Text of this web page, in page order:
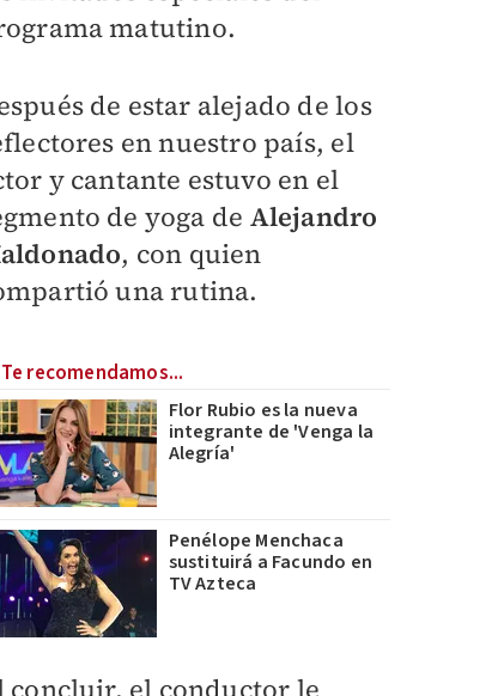
matutino.
de estar alejado de los
en nuestro país, el
y cantante estuvo en el
de yoga de Alejandro
, con quien
una rutina.
Te recomendamos...
Flor Rubio es la nueva
integrante de 'Venga la
Alegría'
Penélope Menchaca
sustituirá a Facundo en
TV Azteca